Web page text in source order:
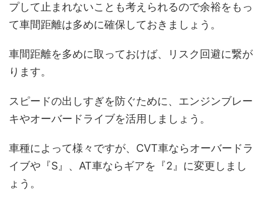
プして止まれないことも考えられるので余裕をもっ
て車間距離は多めに確保しておきましょう。
車間距離を多めに取っておけば、リスク回避に繋が
ります。
スピードの出しすぎを防ぐために、エンジンブレー
キやオーバードライブを活用しましょう。
車種によって様々ですが、CVT車ならオーバードラ
イブや『S』、AT車ならギアを『2』に変更しまし
ょう。